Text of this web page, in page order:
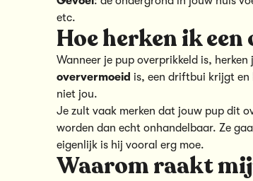
etc.
Hoe herken ik
Wanneer je pup overprikkeld is,
oververmoeid is, een driftbui krijgt
niet jou.
Je zult vaak merken dat jouw pup dit
worden dan echt onhandelbaar. Ze
eigenlijk is hij vooral erg moe.
Waarom raakt